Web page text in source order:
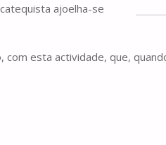
ajoelha-se
com esta actividade, que,